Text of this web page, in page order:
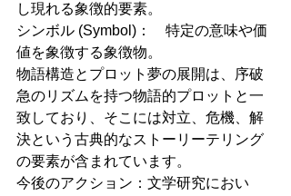
し現れる象徴的要素。
シンボル (Symbol)：　特定の意味や価
値を象徴する象徴物。
物語構造とプロット夢の展開は、序破
急のリズムを持つ物語的プロットと一
致しており、そこには対立、危機、解
決という古典的なストーリーテリング
の要素が含まれています。
今後のアクション：文学研究におい